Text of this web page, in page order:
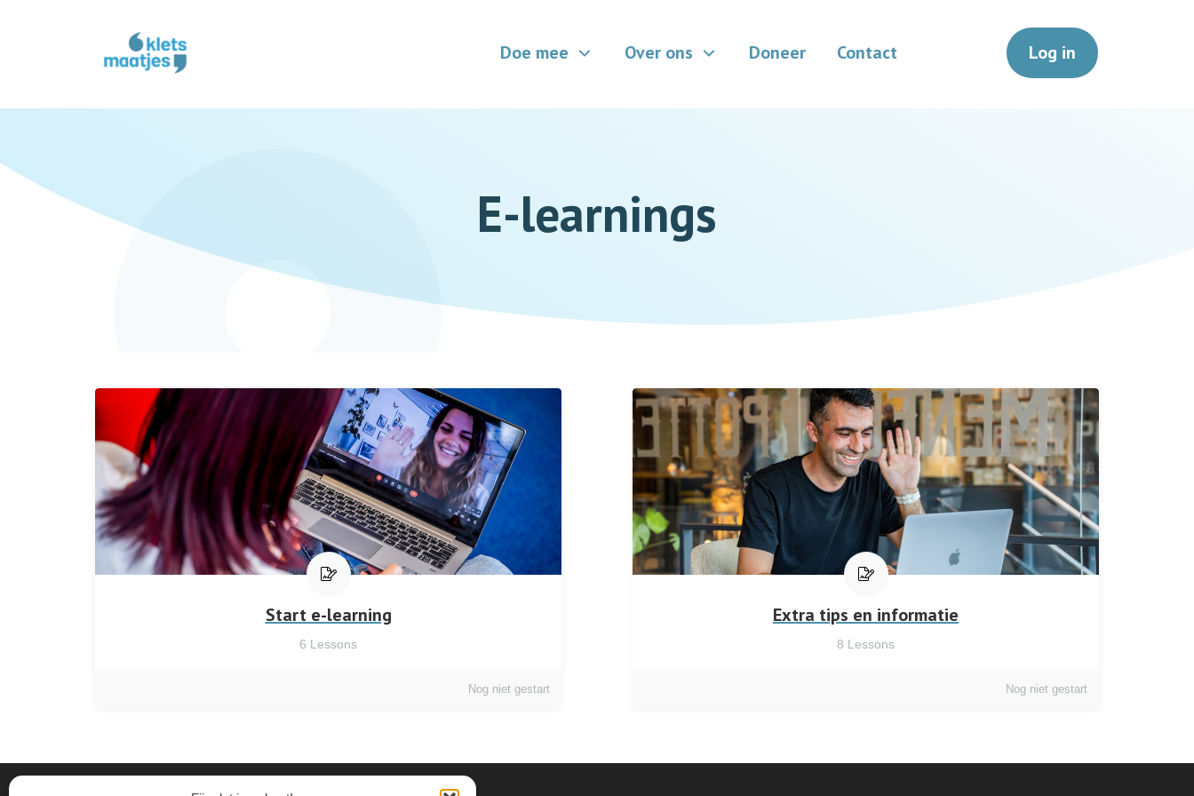
Doe mee Over ons Doneer Contact Log in
E-learnings
Start e-learning
6 Lessons
Nog niet gestart
Extra tips en informatie
8 Lessons
Nog niet gestart